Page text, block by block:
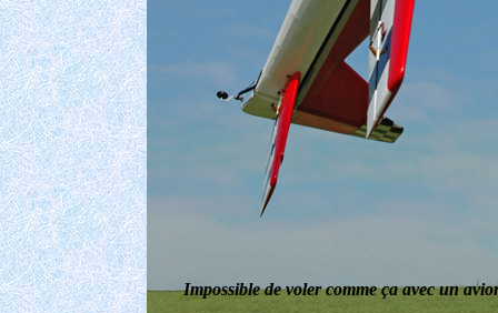
Impossible de voler comme ça avec un